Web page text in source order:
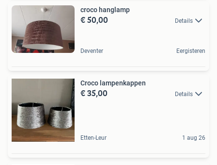
croco hanglamp
€ 50,00 Details
Deventer Eergisteren
Croco lampenkappen
€ 35,00 Details
Etten-Leur 1 aug 26